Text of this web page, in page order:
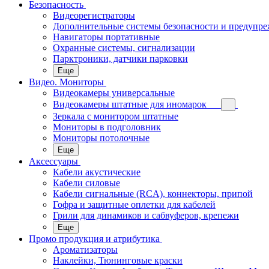
Безопасность
Видеорегистраторы
Дополнительные системы безопасности и
Навигаторы портативные
Охранные системы, сигнализации
Парктроники, датчики парковки
Еще
Видео. Мониторы
Видеокамеры универсальные
Видеокамеры штатные для иномарок
Зеркала с монитором штатные
Мониторы в подголовник
Мониторы потолочные
Еще
Аксессуары
Кабели акустические
Кабели силовые
Кабели сигнальные (RCA), коннекторы, припой
Гофра и защитные оплетки для кабелей
Грили для динамиков и сабвуферов, крепежи
Еще
Промо продукция и атрибутика
Ароматизаторы
Наклейки, Тюнинговые краски